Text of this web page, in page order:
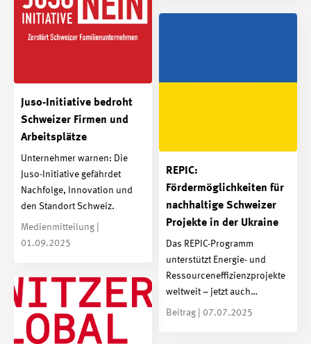
Juso-Initiative bedroht
Schweizer Firmen und
Arbeitsplätze
Unternehmer warnen: Die
Juso-Initiative gefährdet
Nachfolge, Innovation und
den Standort Schweiz.
Medienmitteilung |
01.09.2025
REPIC:
Fördermöglichkeiten für
nachhaltige Schweizer
Projekte in der Ukraine
Das REPIC-Programm
unterstützt Energie- und
Ressourceneffizienzprojekte
weltweit – jetzt auch…
Beitrag | 07.07.2025